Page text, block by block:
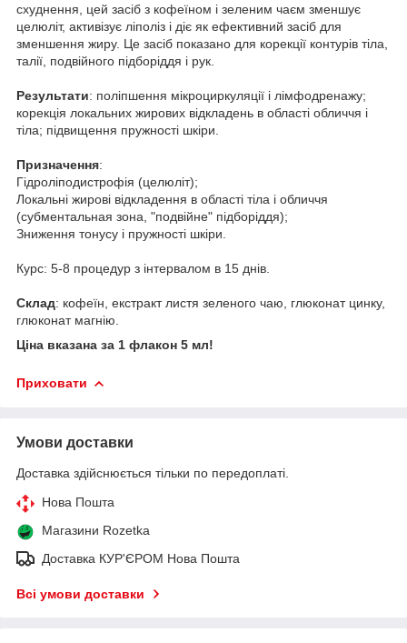
схуднення, цей засіб з кофеїном і зеленим чаєм зменшує
целюліт, активізує ліполіз і діє як ефективний засіб для
зменшення жиру. Це засіб показано для корекції контурів тіла,
талії, подвійного підборіддя і рук.
Результати: поліпшення мікроциркуляції і лімфодренажу;
корекція локальних жирових відкладень в області обличчя і
тіла; підвищення пружності шкіри.
Призначення:
Гідроліподистрофія (целюліт);
Локальні жирові відкладення в області тіла і обличчя
(субментальная зона, "подвійне" підборіддя);
Зниження тонусу і пружності шкіри.
Курс: 5-8 процедур з інтервалом в 15 днів.
Склад: кофеїн, екстракт листя зеленого чаю, глюконат цинку,
глюконат магнію.
Ціна вказана за 1 флакон 5 мл!
Приховати
Умови доставки
Доставка здійснюється тільки по передоплаті.
Нова Пошта
Магазини Rozetka
Доставка КУР'ЄРОМ Нова Пошта
Всі умови доставки